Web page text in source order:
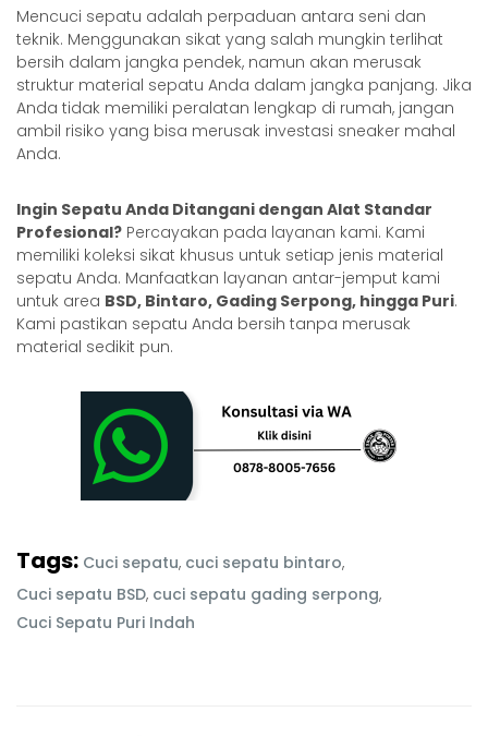
Mencuci sepatu adalah perpaduan antara seni dan
teknik. Menggunakan sikat yang salah mungkin terlihat
bersih dalam jangka pendek, namun akan merusak
struktur material sepatu Anda dalam jangka panjang. Jika
Anda tidak memiliki peralatan lengkap di rumah, jangan
ambil risiko yang bisa merusak investasi sneaker mahal
Anda.
Ingin Sepatu Anda Ditangani dengan Alat Standar
Profesional? Percayakan pada layanan kami. Kami
memiliki koleksi sikat khusus untuk setiap jenis material
sepatu Anda. Manfaatkan layanan antar-jemput kami
untuk area BSD, Bintaro, Gading Serpong, hingga Puri.
Kami pastikan sepatu Anda bersih tanpa merusak
material sedikit pun.
Tags: Cuci sepatu, cuci sepatu bintaro,
Cuci sepatu BSD, cuci sepatu gading serpong,
Cuci Sepatu Puri Indah